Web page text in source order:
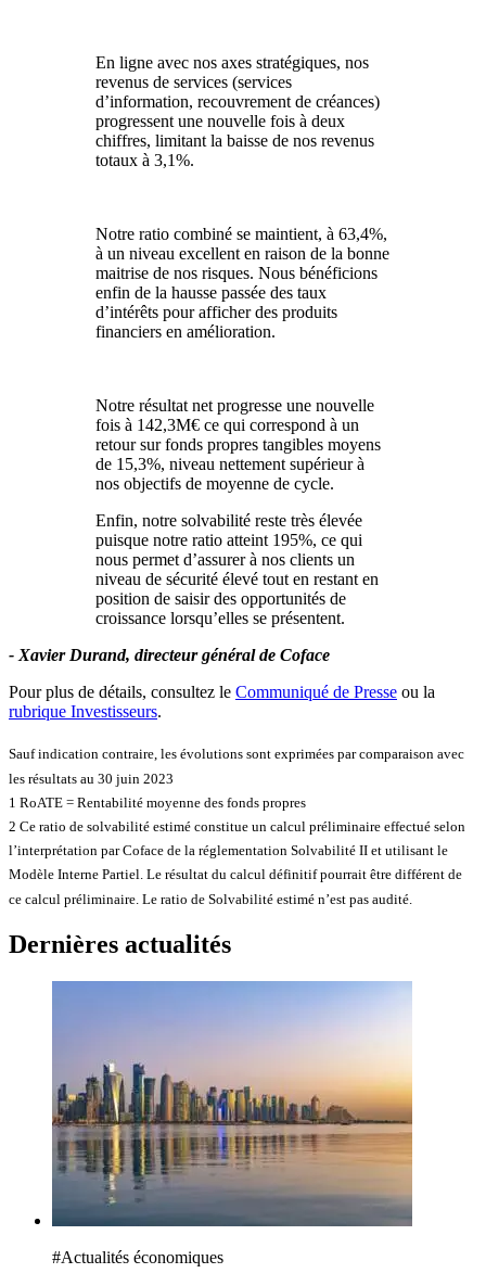
En ligne avec nos axes stratégiques, nos
revenus de services (services
d’information, recouvrement de créances)
progressent une nouvelle fois à deux
chiffres, limitant la baisse de nos revenus
totaux à 3,1%.
Notre ratio combiné se maintient, à 63,4%,
à un niveau excellent en raison de la bonne
maitrise de nos risques. Nous bénéficions
enfin de la hausse passée des taux
d’intérêts pour afficher des produits
financiers en amélioration.
Notre résultat net progresse une nouvelle
fois à 142,3M€ ce qui correspond à un
retour sur fonds propres tangibles moyens
de 15,3%, niveau nettement supérieur à
nos objectifs de moyenne de cycle.
Enfin, notre solvabilité reste très élevée
puisque notre ratio atteint 195%, ce qui
nous permet d’assurer à nos clients un
niveau de sécurité élevé tout en restant en
position de saisir des opportunités de
croissance lorsqu’elles se présentent.
- Xavier Durand, directeur général de Coface
Pour plus de détails, consultez le Communiqué de Presse ou la
rubrique Investisseurs.
Sauf indication contraire, les évolutions sont exprimées par comparaison avec
les résultats au 30 juin 2023
1 RoATE = Rentabilité moyenne des fonds propres
2 Ce ratio de solvabilité estimé constitue un calcul préliminaire effectué selon
l’interprétation par Coface de la réglementation Solvabilité II et utilisant le
Modèle Interne Partiel. Le résultat du calcul définitif pourrait être différent de
ce calcul préliminaire. Le ratio de Solvabilité estimé n’est pas audité.
Dernières actualités
#Actualités économiques